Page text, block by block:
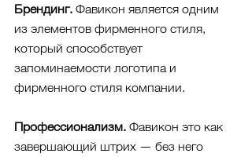
Брендинг. Фавикон является одним
из элементов фирменного стиля,
который способствует
запоминаемости логотипа и
фирменного стиля компании.
Профессионализм. Фавикон это как
завершающий штрих — без него